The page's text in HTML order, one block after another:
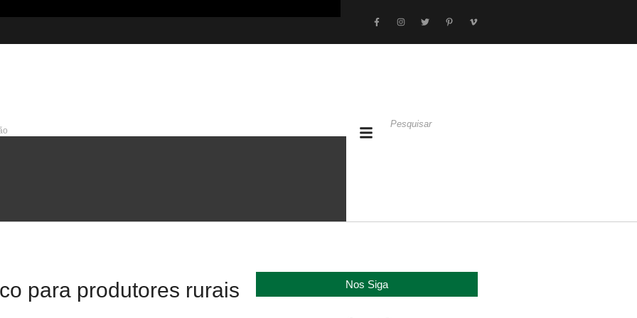
milhões em investimentos
para produtores rurais Nos Siga